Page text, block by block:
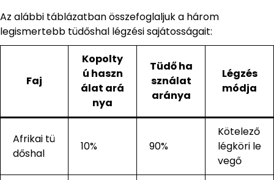
Az alábbi táblázatban összefoglaljuk a három
legismertebb tüdőshal légzési sajátosságait:
Faj
Kopolty
ú haszn
álat ará
nya
Tüdő ha
sználat
aránya
Légzés
módja
Afrikai tü
dőshal
10% 90%
Kötelező
légköri le
vegő